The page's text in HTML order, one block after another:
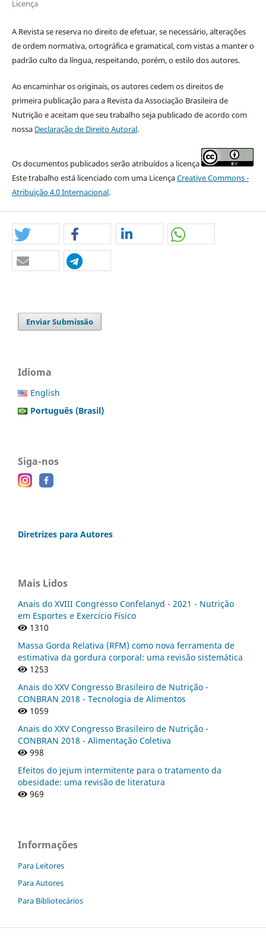
Licença
A Revista se reserva no direito de efetuar, se necessário, alterações
de ordem normativa, ortográfica e gramatical, com vistas a manter o
padrão culto da língua, respeitando, porém, o estilo dos autores.
Ao encaminhar os originais, os autores cedem os direitos de
primeira publicação para a Revista da Associação Brasileira de
Nutrição e aceitam que seu trabalho seja publicado de acordo com
nossa Declaração de Direito Autoral.
Os documentos publicados serão atribuídos a licença
Este trabalho está licenciado com uma LicençaCreative Commons -
Atribuição 4.0 Internacional.
Enviar Submissão
Idioma
English
Português (Brasil)
Siga-nos
Diretrizes para Autores
Mais Lidos
Anais do XVIII Congresso Confelanyd - 2021 - Nutrição
em Esportes e Exercício Físico
1310
Massa Gorda Relativa (RFM) como nova ferramenta de
estimativa da gordura corporal: uma revisão sistemática
1253
Anais do XXV Congresso Brasileiro de Nutrição -
CONBRAN 2018 - Tecnologia de Alimentos
1059
Anais do XXV Congresso Brasileiro de Nutrição -
CONBRAN 2018 - Alimentação Coletiva
998
Efeitos do jejum intermitente para o tratamento da
obesidade: uma revisão de literatura
969
Informações
Para Leitores
Para Autores
Para Bibliotecários